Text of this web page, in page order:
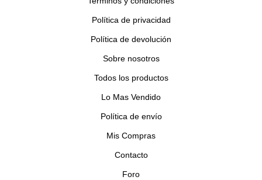
Política de privacidad
Política de devolución
Sobre nosotros
Todos los productos
Lo Mas Vendido
Política de envío
Mis Compras
Contacto
Foro